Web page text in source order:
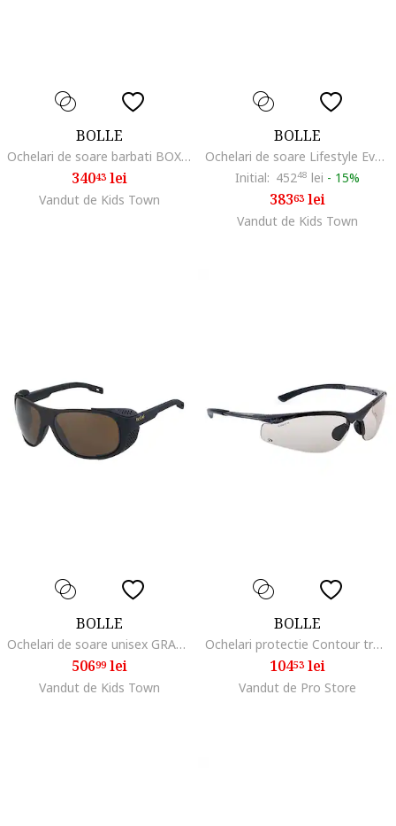
BOLLE
Ochelari de soare barbati BOXTON 12514
34043lei
Vandut de Kids Town
BOLLE
Ochelari de soare Lifestyle Evel, Matte Sand/TNS Ice
Initial: 45248 lei - 15%
38363lei
Vandut de Kids Town
BOLLE
Ochelari de soare unisex GRAPHITE 12645 63mm
50699lei
Vandut de Kids Town
BOLLE
Ochelari protectie Contour transparenti usori 21g
10453lei
Vandut de Pro Store